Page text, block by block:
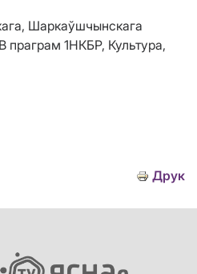
Шаркаўшчынскага
праграм 1НКБР, Культура,
Друк